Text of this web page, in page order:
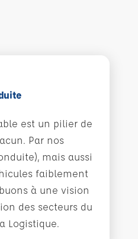
est un pilier de
Par nos
mais aussi
faiblement
à une vision
des secteurs du
Logistique.